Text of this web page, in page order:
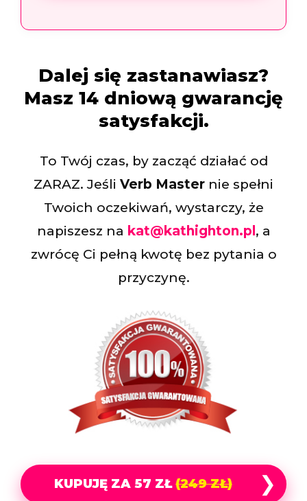
Dalej się zastanawiasz?
Masz 14 dniową gwarancję
satysfakcji.
To Twój czas, by zacząć działać od
ZARAZ. Jeśli Verb Master nie spełni
Twoich oczekiwań, wystarczy, że
napiszesz na kat@kathighton.pl , a
zwrócę Ci pełną kwotę bez pytania o
przyczynę.
KUPUJĘ ZA 57 ZŁ(249 ZŁ) ❯